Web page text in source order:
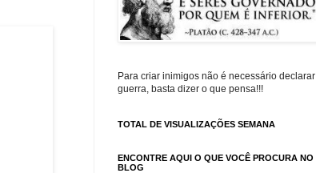
Para criar inimigos não é necessário declarar
guerra, basta dizer o que pensa!!!
TOTAL DE VISUALIZAÇÕES SEMANA
ENCONTRE AQUI O QUE VOCÊ PROCURA NO
BLOG